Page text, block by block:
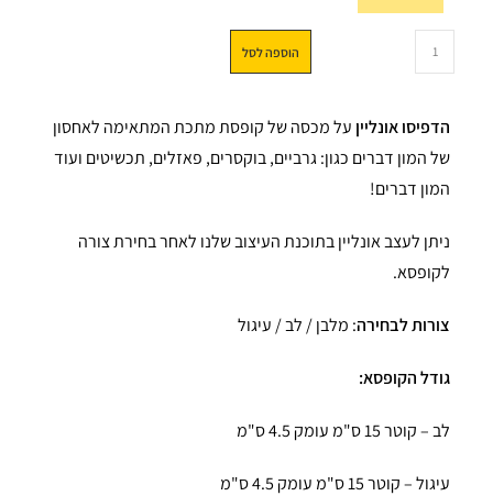
הוספה לסל
הדפיסו אונליין על מכסה של קופסת מתכת המתאימה לאחסון
של המון דברים כגון: גרביים, בוקסרים, פאזלים, תכשיטים ועוד
המון דברים!
ניתן לעצב אונליין בתוכנת העיצוב שלנו לאחר בחירת צורה
לקופסא.
צורות לבחירה: מלבן / לב / עיגול
גודל הקופסא:
לב – קוטר 15 ס"מ עומק 4.5 ס"מ
עיגול – קוטר 15 ס"מ עומק 4.5 ס"מ